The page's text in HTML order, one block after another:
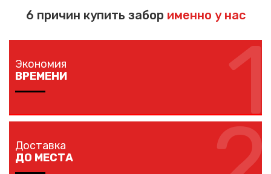
6 причин купить забор именно у нас
1
Экономия
ВРЕМЕНИ
зависимости от длины забора, способа монтажа и
наличия ворот и калиток.
Доставка
ДО МЕСТА